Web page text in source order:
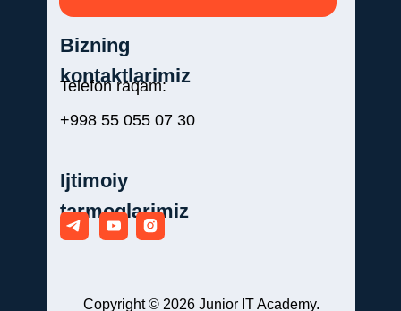
Ijtimoiy
tarmoqlarimiz
Bizning
kontaktlarimiz
Telefon raqam:
+998 55 055 07 30
Copyright © 2026 Junior IT Academy.